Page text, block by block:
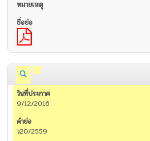
9/12/2016
ว20/2559